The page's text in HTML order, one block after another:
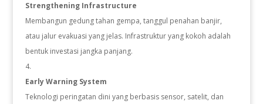
Strengthening Infrastructure
Membangun gedung tahan gempa, tanggul penahan banjir,
atau jalur evakuasi yang jelas. Infrastruktur yang kokoh adalah
bentuk investasi jangka panjang.
Early Warning System
Teknologi peringatan dini yang berbasis sensor, satelit, dan